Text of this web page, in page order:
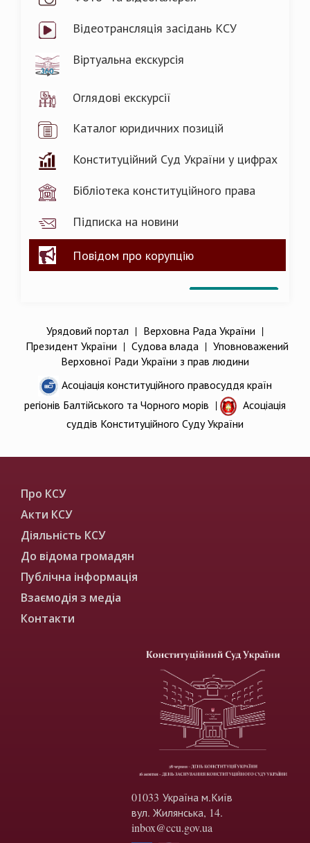
Відеотрансляція засідань КСУ
Віртуальна екскурсія
Оглядові екскурсії
Каталог юридичних позицій
Конституційний Суд України у цифрах
Бібліотека конституційного права
Підписка на новини
Повідом про корупцію
Урядовий портал | Верховна Рада України |
Президент України | Судова влада| Уповноважений
Верховної Ради України з прав людини
Асоціація конституційного правосуддя країн
регіонів Балтійського та Чорного морів |
Асоціація
суддів Конституційного Суду України
Про КСУ
Акти КСУ
Діяльність КСУ
До відома громадян
Публічна інформація
Взаємодія з медіа
Контакти
01033 Україна м.Київ
вул. Жилянська, 14.
inbox@ccu.gov.ua